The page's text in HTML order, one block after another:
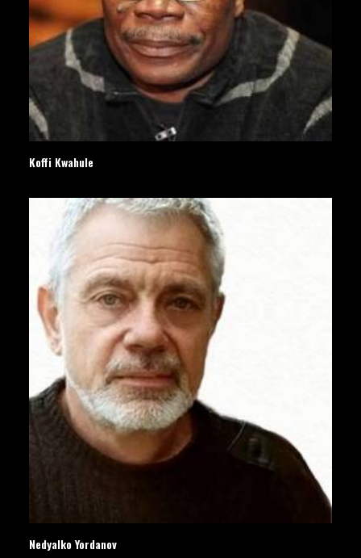
Koffi Kwahule
Nedyalko Yordanov